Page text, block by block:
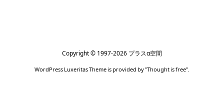
Copyright © 1997-2026 プラスα空間
WordPress Luxeritas Theme is provided by "Thought is free".